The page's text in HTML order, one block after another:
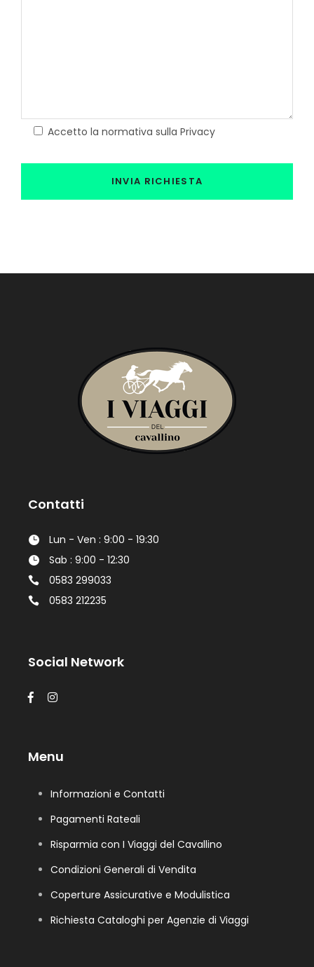
Accetto la normativa sulla Privacy
Contatti
Lun - Ven : 9:00 - 19:30
Sab : 9:00 - 12:30
0583 299033
0583 212235
Social Network
Menu
Informazioni e Contatti
Pagamenti Rateali
Risparmia con I Viaggi del Cavallino
Condizioni Generali di Vendita
Coperture Assicurative e Modulistica
Richiesta Cataloghi per Agenzie di Viaggi